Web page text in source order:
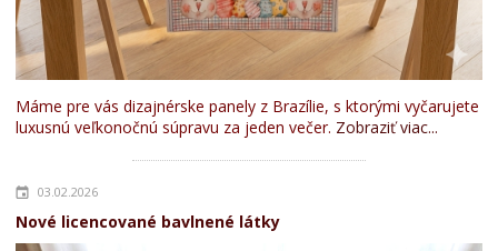
Máme pre vás dizajnérske panely z Brazílie, s ktorými vyčarujete
luxusnú veľkonočnú súpravu za jeden večer. Zobraziť viac...
03.02.2026
Nové licencované bavlnené látky